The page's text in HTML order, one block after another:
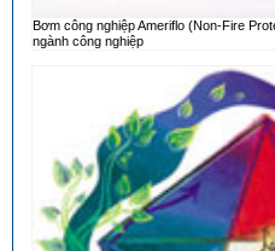
Bơm công nghiệp Ameriflo (Non-Fire
ngành công nghiệp